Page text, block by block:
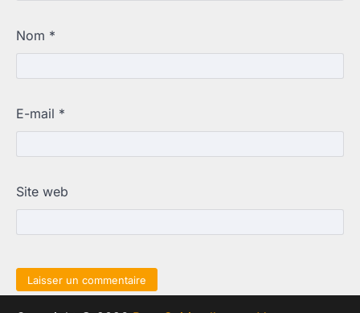
Nom *
E-mail *
Site web